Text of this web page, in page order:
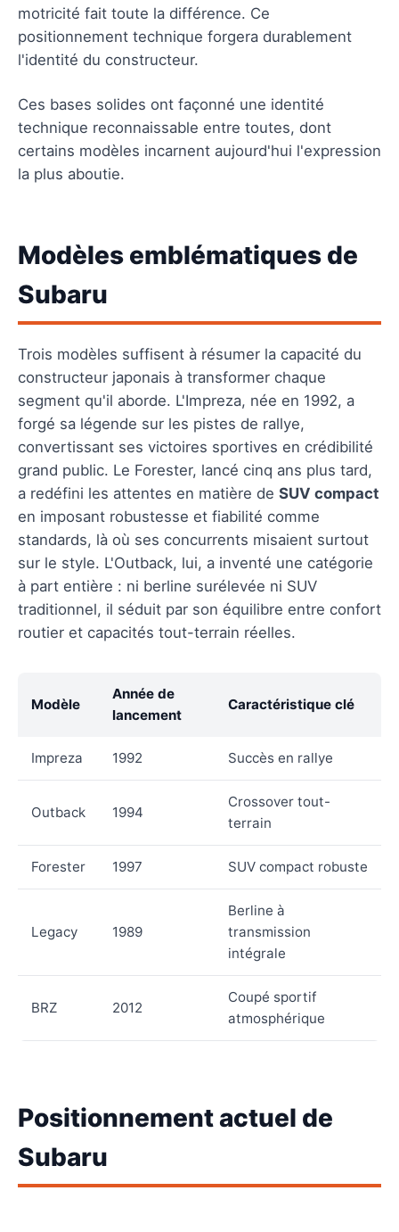
motricité fait toute la différence. Ce
positionnement technique forgera durablement
l'identité du constructeur.
Ces bases solides ont façonné une identité
technique reconnaissable entre toutes, dont
certains modèles incarnent aujourd'hui l'expression
la plus aboutie.
Modèles emblématiques de
Subaru
Trois modèles suffisent à résumer la capacité du
constructeur japonais à transformer chaque
segment qu'il aborde. L'Impreza, née en 1992, a
forgé sa légende sur les pistes de rallye,
convertissant ses victoires sportives en crédibilité
grand public. Le Forester, lancé cinq ans plus tard,
a redéfini les attentes en matière de SUV compact
en imposant robustesse et fiabilité comme
standards, là où ses concurrents misaient surtout
sur le style. L'Outback, lui, a inventé une catégorie
à part entière : ni berline surélevée ni SUV
traditionnel, il séduit par son équilibre entre confort
routier et capacités tout-terrain réelles.
Modèle
Année de
lancement
Caractéristique clé
Impreza 1992 Succès en rallye
Outback 1994
Crossover tout-
terrain
Forester 1997 SUV compact robuste
Legacy 1989
Berline à
transmission
intégrale
BRZ 2012
Coupé sportif
atmosphérique
Positionnement actuel de
Subaru